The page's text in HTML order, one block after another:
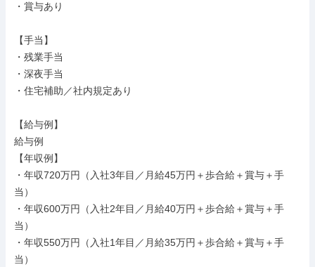
・賞与あり
【手当】
・残業手当
・深夜手当
・住宅補助／社内規定あり
【給与例】
給与例
【年収例】
・年収720万円（入社3年目／月給45万円＋歩合給＋賞与＋手
当）
・年収600万円（入社2年目／月給40万円＋歩合給＋賞与＋手
当）
・年収550万円（入社1年目／月給35万円＋歩合給＋賞与＋手
当）